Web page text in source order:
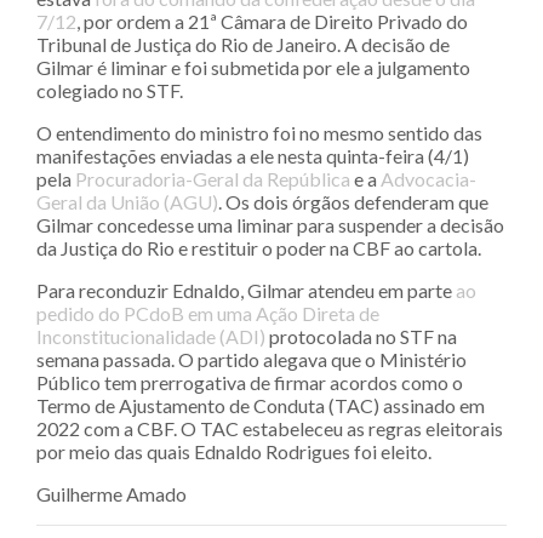
7/12 , por ordem a 21ª Câmara de Direito Privado do
Tribunal de Justiça do Rio de Janeiro. A decisão de
Gilmar é liminar e foi submetida por ele a julgamento
colegiado no STF.
O entendimento do ministro foi no mesmo sentido das
manifestações enviadas a ele nesta quinta-feira (4/1)
pela Procuradoria-Geral da República e a Advocacia-
Geral da União (AGU) . Os dois órgãos defenderam que
Gilmar concedesse uma liminar para suspender a decisão
da Justiça do Rio e restituir o poder na CBF ao cartola.
Para reconduzir Ednaldo, Gilmar atendeu em parte ao
pedido do PCdoB em uma Ação Direta de
Inconstitucionalidade (ADI) protocolada no STF na
semana passada. O partido alegava que o Ministério
Público tem prerrogativa de firmar acordos como o
Termo de Ajustamento de Conduta (TAC) assinado em
2022 com a CBF. O TAC estabeleceu as regras eleitorais
por meio das quais Ednaldo Rodrigues foi eleito.
Guilherme Amado